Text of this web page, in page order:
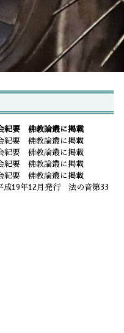
紀要 佛教論叢に掲載
紀要 佛教論叢に掲載
紀要 佛教論叢に掲載
紀要 佛教論叢に掲載
紀要 佛教論叢に掲載
成19年12月発行 法の音第33